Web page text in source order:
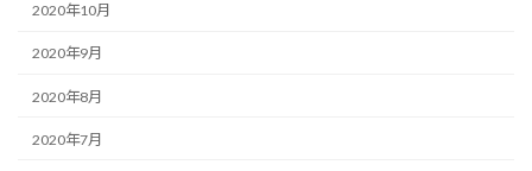
2020年10月
2020年9月
2020年8月
2020年7月